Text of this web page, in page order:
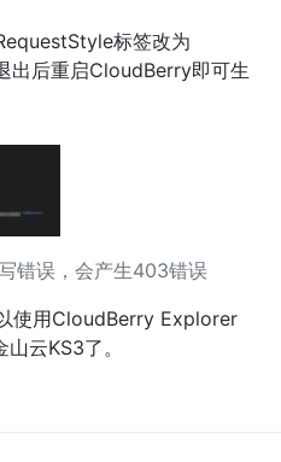
标签改为
出后重启CloudBerry即可生
错误，会产生403错误
使用CloudBerry Explorer
云KS3了。